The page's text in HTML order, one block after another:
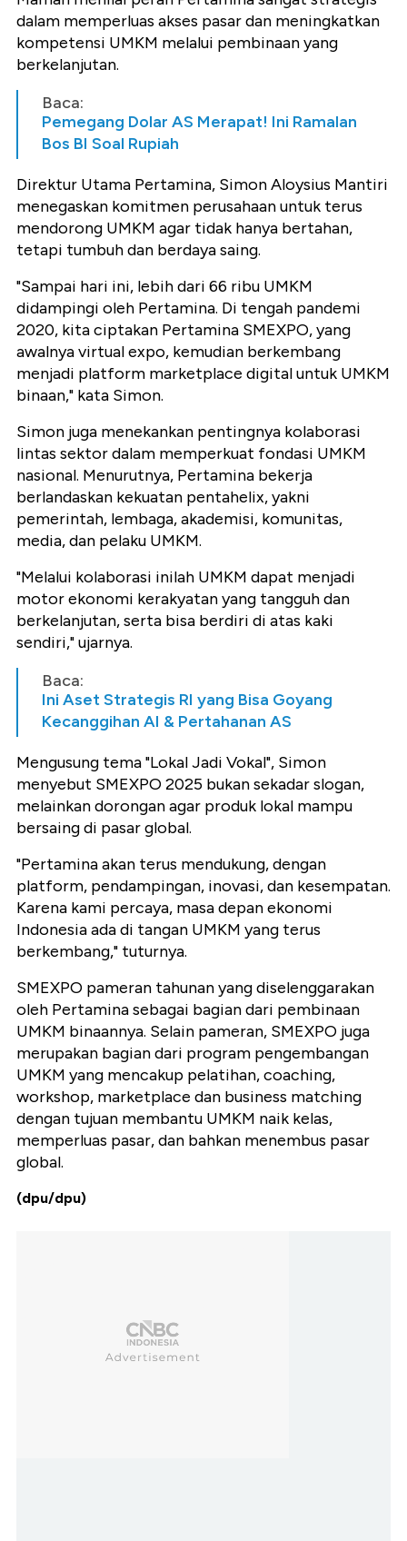
dalam memperluas akses pasar dan meningkatkan
kompetensi UMKM melalui pembinaan yang
berkelanjutan.
Baca:
Pemegang Dolar AS Merapat! Ini Ramalan
Bos BI Soal Rupiah
Direktur Utama Pertamina, Simon Aloysius Mantiri
menegaskan komitmen perusahaan untuk terus
mendorong UMKM agar tidak hanya bertahan,
tetapi tumbuh dan berdaya saing.
"Sampai hari ini, lebih dari 66 ribu UMKM
didampingi oleh Pertamina. Di tengah pandemi
2020, kita ciptakan Pertamina SMEXPO, yang
awalnya virtual expo, kemudian berkembang
menjadi platform marketplace digital untuk UMKM
binaan," kata Simon.
Simon juga menekankan pentingnya kolaborasi
lintas sektor dalam memperkuat fondasi UMKM
nasional. Menurutnya, Pertamina bekerja
berlandaskan kekuatan pentahelix, yakni
pemerintah, lembaga, akademisi, komunitas,
media, dan pelaku UMKM.
"Melalui kolaborasi inilah UMKM dapat menjadi
motor ekonomi kerakyatan yang tangguh dan
berkelanjutan, serta bisa berdiri di atas kaki
sendiri," ujarnya.
Baca:
Ini Aset Strategis RI yang Bisa Goyang
Kecanggihan AI & Pertahanan AS
Mengusung tema "Lokal Jadi Vokal", Simon
menyebut SMEXPO 2025 bukan sekadar slogan,
melainkan dorongan agar produk lokal mampu
bersaing di pasar global.
"Pertamina akan terus mendukung, dengan
platform, pendampingan, inovasi, dan kesempatan.
Karena kami percaya, masa depan ekonomi
Indonesia ada di tangan UMKM yang terus
berkembang," tuturnya.
SMEXPO pameran tahunan yang diselenggarakan
oleh Pertamina sebagai bagian dari pembinaan
UMKM binaannya. Selain pameran, SMEXPO juga
merupakan bagian dari program pengembangan
UMKM yang mencakup pelatihan, coaching,
workshop, marketplace dan business matching
dengan tujuan membantu UMKM naik kelas,
memperluas pasar, dan bahkan menembus pasar
global.
(dpu/dpu)